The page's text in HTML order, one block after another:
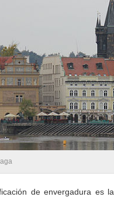
de envergadura es la